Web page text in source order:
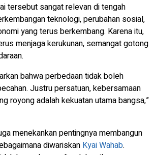
tersebut sangat relevan di tengah
teknologi, perubahan sosial,
yang terus berkembang. Karena itu,
menjaga kerukunan, semangat gotong
bahwa perbedaan tidak boleh
Justru persatuan, kebersamaan
royong adalah kekuatan utama bangsa,”
menekankan pentingnya membangun
diwariskan Kyai Wahab.